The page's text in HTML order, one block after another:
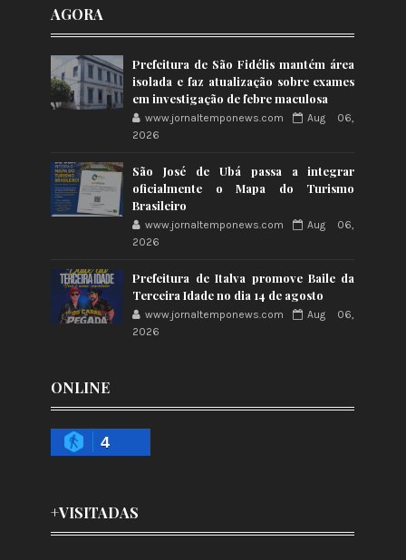
AGORA
Prefeitura de São Fidélis mantém área
isolada e faz atualização sobre exames
em investigação de febre maculosa
www.jornaltemponews.com
Aug 06,
2026
São José de Ubá passa a integrar
oficialmente o Mapa do Turismo
Brasileiro
www.jornaltemponews.com
Aug 06,
2026
Prefeitura de Italva promove Baile da
Terceira Idade no dia 14 de agosto
www.jornaltemponews.com
Aug 06,
2026
ONLINE
4
+VISITADAS